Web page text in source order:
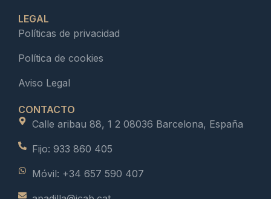
LEGAL
Políticas de privacidad
Política de cookies
Aviso Legal
CONTACTO
Calle aribau 88, 1 2 08036 Barcelona, España
Fijo: 933 860 405
Móvil: +34 657 590 407